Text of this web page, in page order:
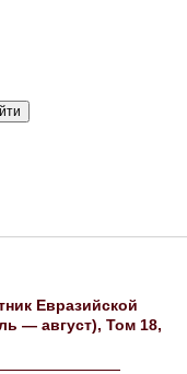
Евразийской
— август), Том 18,